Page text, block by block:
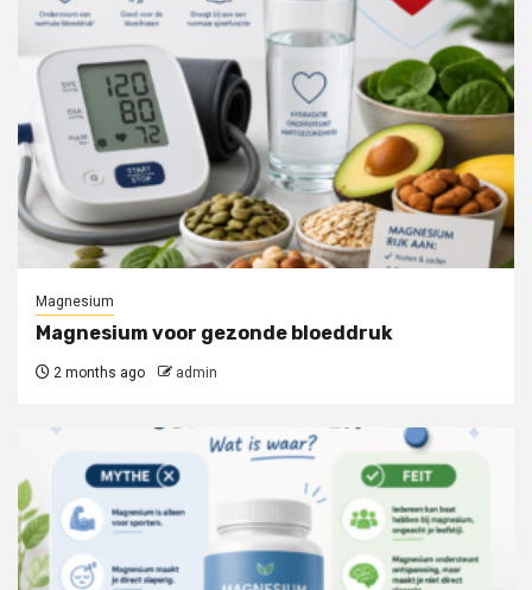
Magnesium
Magnesium voor gezonde bloeddruk
2 months ago admin